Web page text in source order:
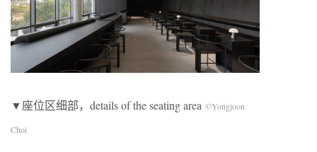
▼座位区细部，details of the seating area ©Yongjoon
Choi